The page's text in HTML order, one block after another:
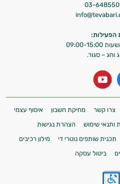
03-
הפעילות:
15:00
וחג – סגור.
צרו קשר מחיקת חשבון
איסוף עצמי
ותנאי שימוש
הצהרת נגישות
תכנית שותפים נוטרי די
מילון רכיבים
ביטול עסקה